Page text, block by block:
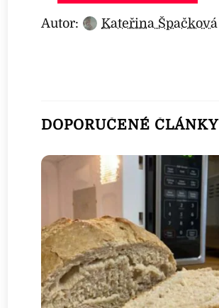
Autor: Kateřina Špačková
DOPORUČENÉ ČLÁNKY